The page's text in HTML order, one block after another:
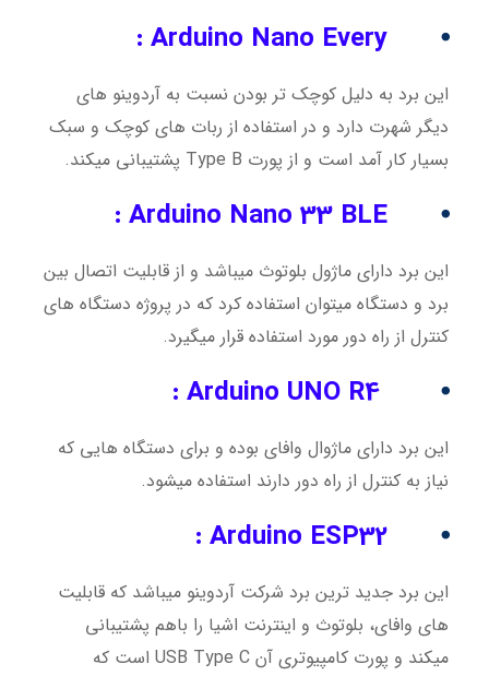
⦁
Arduino Nano Every :
این برد به دلیل کوچک تر بودن نسبت به آردوینو های
دیگر شهرت دارد و در استفاده از ربات های کوچک و سبک
بسیار کار آمد است و از پورت Type B پشتیبانی میکند.
⦁
Arduino Nano 33 BLE :
این برد دارای ماژول بلوتوث میباشد و از قابلیت اتصال بین
برد و دستگاه میتوان استفاده کرد که در پروژه دستگاه های
کنترل از راه دور مورد استفاده قرار میگیرد.
⦁
Arduino UNO R4 :
این برد دارای ماژوال وافای بوده و برای دستگاه هایی که
نیاز به کنترل از راه دور دارند استفاده میشود.
⦁
Arduino ESP32 :
این برد جدید ترین برد شرکت آردوینو میباشد که قابلیت
های وافای، بلوتوث و اینترنت اشیا را باهم پشتیبانی
میکند و پورت کامپیوتری آن USB Type C است که